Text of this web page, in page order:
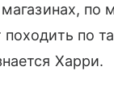
по
Харри.